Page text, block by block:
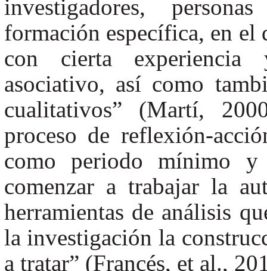
investigadores,
formación específica, en el
con cierta experiencia
asociativo, así como
cualitativos” (Martí,
proceso de reflexión-
como periodo mínimo
comenzar a trabajar la
herramientas de análisis
la investigación la
a tratar” (Francés, et al.,